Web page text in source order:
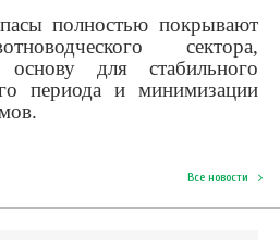
полностью покрывают
сектора,
для стабильного
периода и минимизации
Все новости